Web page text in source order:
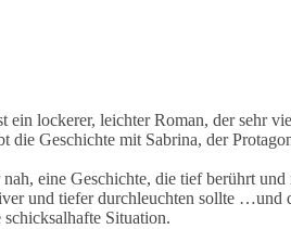
ein lockerer, leichter Roman, der sehr
die Geschichte mit Sabrina, der
eine Geschichte, die tief berührt
und tiefer durchleuchten sollte
Situation.